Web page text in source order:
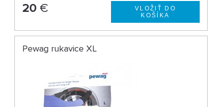
20 €
Pewag rukavice XL